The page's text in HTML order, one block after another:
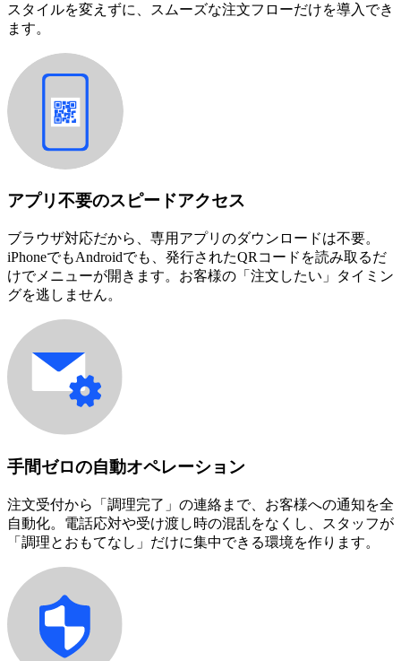
スタイルを変えずに、スムーズな注文フローだけを導入でき
ます。
アプリ不要のスピードアクセス
ブラウザ対応だから、専用アプリのダウンロードは不要。
iPhoneでもAndroidでも、発行されたQRコードを読み取るだ
けでメニューが開きます。お客様の「注文したい」タイミン
グを逃しません。
手間ゼロの自動オペレーション
注文受付から「調理完了」の連絡まで、お客様への通知を全
自動化。電話応対や受け渡し時の混乱をなくし、スタッフが
「調理とおもてなし」だけに集中できる環境を作ります。